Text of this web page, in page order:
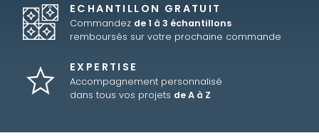
ECHANTILLON GRATUIT
Commandez de 1 à 3 échantillons
remboursés sur votre prochaine commande
EXPERTISE
Accompagnement personnalisé
dans tous vos projets de A à Z